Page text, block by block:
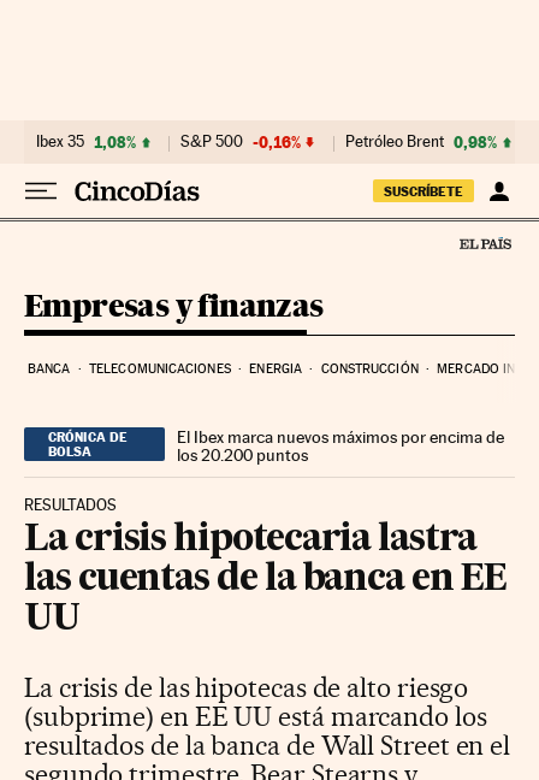
Ibex 35 1,08% S&P 500 -0,16% Petróleo Brent 0,98%
SUSCRÍBETE
Empresas y finanzas
BANCA TELECOMUNICACIONES ENERGIA CONSTRUCCIÓN MERCADO
CRÓNICA DE
BOLSA
El Ibex marca nuevos máximos por encima de
los 20.200 puntos
RESULTADOS
La crisis hipotecaria lastra
las cuentas de la banca en EE
UU
La crisis de las hipotecas de alto riesgo
(subprime) en EE UU está marcando los
resultados de la banca de Wall Street en el
segundo trimestre. Bear Stearns y